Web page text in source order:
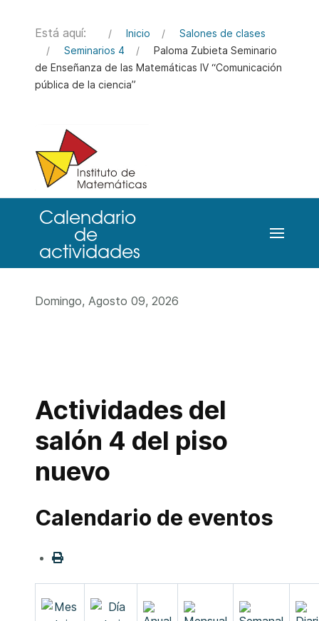
Está aquí: Inicio
Salones de clases
Seminarios 4
Paloma Zubieta Seminario
de Enseñanza de las Matemáticas IV “Comunicación
pública de la ciencia”
Domingo, Agosto 09, 2026
Actividades del
salón 4 del piso
nuevo
Calendario de eventos